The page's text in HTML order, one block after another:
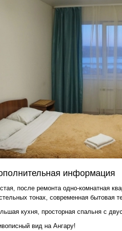
информация
после ремонта одно-комнатная
тонах, современная бытовая
кухня, просторная спальня с
вид на Ангару!